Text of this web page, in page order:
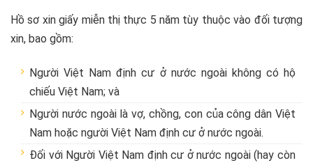
Hồ sơ xin giấy miễn thị thực 5 năm tùy thuộc vào đối tượng
xin, bao gồm:
Người Việt Nam định cư ở nước ngoài không có hộ
chiếu Việt Nam; và
Người nước ngoài là vợ, chồng, con của công dân Việt
Nam hoặc người Việt Nam định cư ở nước ngoài.
Đối với Người Việt Nam định cư ở nước ngoài (hay còn